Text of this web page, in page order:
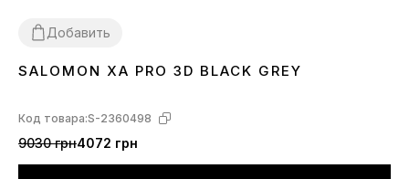
Добавить
414243 44 45
SALOMON XA PRO 3D BLACK GREY
Код товара:S-2360498
9030 грн4072 грн